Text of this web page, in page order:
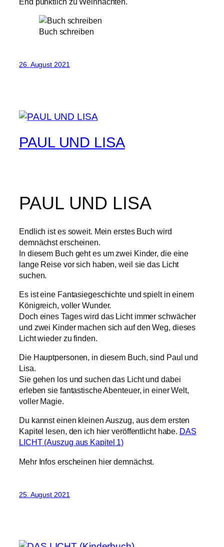
Buch schreiben
26. August 2021
PAUL UND LISA
PAUL UND LISA
Endlich ist es soweit. Mein erstes Buch wird
demnächst erscheinen.
In diesem Buch geht es um zwei Kinder, die eine
lange Reise vor sich haben, weil sie das Licht
suchen.
Es ist eine Fantasiegeschichte und spielt in einem
Königreich, voller Wunder.
Doch eines Tages wird das Licht immer schwächer
und zwei Kinder machen sich auf den Weg, dieses
Licht wieder zu finden.
Die Hauptpersonen, in diesem Buch, sind Paul und
Lisa.
Sie gehen los und suchen das Licht und dabei
erleben sie fantastische Abenteuer, in einer Welt,
voller Magie.
Du kannst einen kleinen Auszug, aus dem ersten
Kapitel lesen, den ich hier veröffentlicht habe. DAS
LICHT (Auszug aus Kapitel 1)
Mehr Infos erscheinen hier demnächst.
25. August 2021